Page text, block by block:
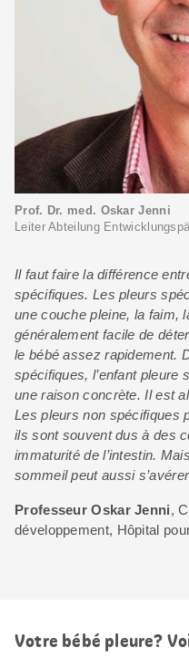
Prof. Dr. med. Oskar Jenni
Leiter Abteilung
Il faut faire la différence
spécifiques. Les pleurs
une couche pleine, la faim,
généralement facile de
le bébé assez rapidement.
spécifiques, l’enfant pleure
une raison concrète. Il est
Les pleurs non spécifiques
ils sont souvent dus à des
immaturité de l’intestin.
sommeil peut aussi
Professeur Oskar Jenni,
développement, Hôpital
Votre bébé pleure?